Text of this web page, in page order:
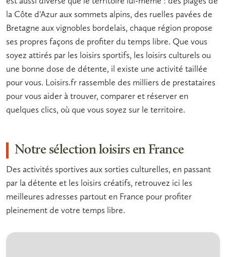
la Côte d'Azur aux sommets alpins, des ruelles pavées de
Bretagne aux vignobles bordelais, chaque région propose
ses propres façons de profiter du temps libre. Que vous
soyez attirés par les loisirs sportifs, les loisirs culturels ou
une bonne dose de détente, il existe une activité taillée
pour vous. Loisirs.fr rassemble des milliers de prestataires
pour vous aider à trouver, comparer et réserver en
quelques clics, où que vous soyez sur le territoire.
Notre sélection loisirs en France
Des activités sportives aux sorties culturelles, en passant
par la détente et les loisirs créatifs, retrouvez ici les
meilleures adresses partout en France pour profiter
pleinement de votre temps libre.